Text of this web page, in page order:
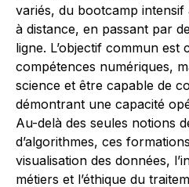
variés, du bootcamp
à distance, en passant par
ligne. L’objectif commun est
compétences numériques,
science et être capable de
démontrant une capacité
Au-delà des seules notions
d’algorithmes, ces
visualisation des données,
métiers et l’éthique du